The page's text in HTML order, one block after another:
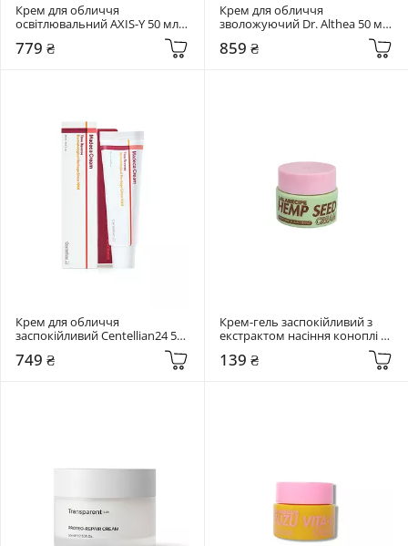
Крем для обличчя
освітлювальний AXIS-Y 50 мл
TXA 2.5% Intensive Brightening
Cream
779 ₴
Крем для обличчя
зволожуючий Dr. Althea 50 мл
859 ₴
Крем для обличчя
заспокійливий Centellian24 50
мл Madeca Cream Time Reverse
749 ₴
Крем-гель заспокійливий з
екстрактом насіння коноплі
Cream
139 ₴